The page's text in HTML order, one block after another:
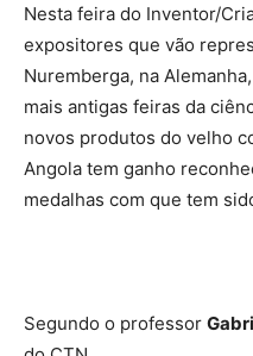
Nesta feira do Inventor/
expositores que vão
Nuremberga, na
mais antigas feiras da
novos produtos do velho
Angola tem ganho
medalhas com que tem
Segundo o professor